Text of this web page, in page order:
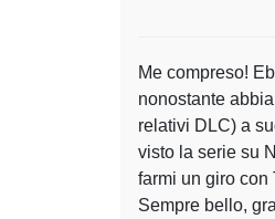
Me compreso!
nonostante
relativi DLC) a
visto la serie su
farmi un giro con
Sempre bello,